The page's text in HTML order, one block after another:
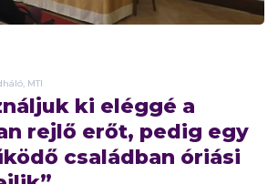
MTI
ki eléggé a
rejlő erőt, pedig egy
családban óriási